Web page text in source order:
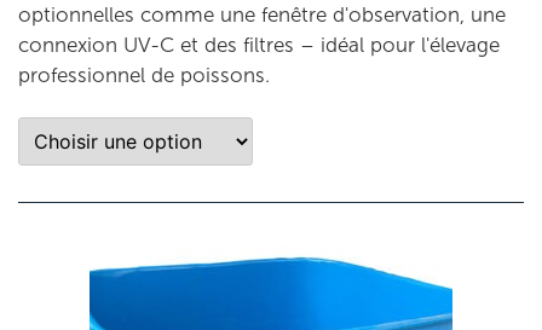
optionnelles comme une fenêtre d'observation, une
connexion UV-C et des filtres – idéal pour l'élevage
professionnel de poissons.